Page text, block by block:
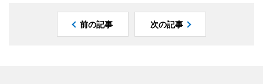
前の記事 次の記事